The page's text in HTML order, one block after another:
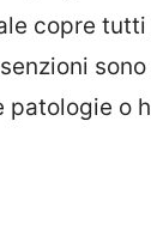
copre
patologie o